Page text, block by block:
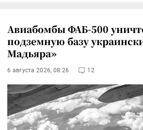
Авиабомбы ФАБ-500
подземную базу
Мадьяра»
6 августа 2026, 08:26 12